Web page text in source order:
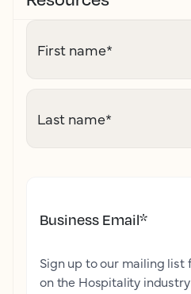
First name*
Last name*
Business Email*
Sign up to our mailing list
on the Hospitality industry